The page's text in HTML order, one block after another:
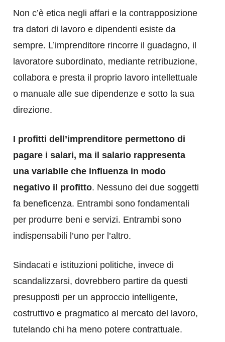
Non c’è etica negli affari e la contrapposizione
tra datori di lavoro e dipendenti esiste da
sempre. L’imprenditore rincorre il guadagno, il
lavoratore subordinato, mediante retribuzione,
collabora e presta il proprio lavoro intellettuale
o manuale alle sue dipendenze e sotto la sua
direzione.
I profitti dell’imprenditore permettono di
pagare i salari, ma il salario rappresenta
una variabile che influenza in modo
negativo il profitto. Nessuno dei due soggetti
fa beneficenza. Entrambi sono fondamentali
per produrre beni e servizi. Entrambi sono
indispensabili l’uno per l’altro.
Sindacati e istituzioni politiche, invece di
scandalizzarsi, dovrebbero partire da questi
presupposti per un approccio intelligente,
costruttivo e pragmatico al mercato del lavoro,
tutelando chi ha meno potere contrattuale.